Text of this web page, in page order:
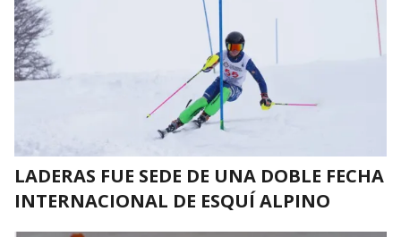
LADERAS FUE SEDE DE UNA DOBLE FECHA
INTERNACIONAL DE ESQUÍ ALPINO